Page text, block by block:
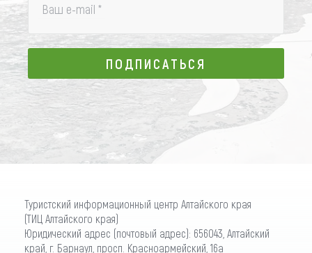
Ваш e-mail *
ПОДПИСАТЬСЯ
ПОДПИСАТЬСЯ
Туристский информационный центр Алтайского края
(ТИЦ Алтайского края)
Юридический адрес (почтовый адрес): 656043, Алтайский
край, г. Барнаул, просп. Красноармейский, 16а